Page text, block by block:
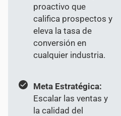
proactivo que
califica prospectos y
eleva la tasa de
conversión en
cualquier industria.
Meta Estratégica:
Escalar las ventas y
la calidad del